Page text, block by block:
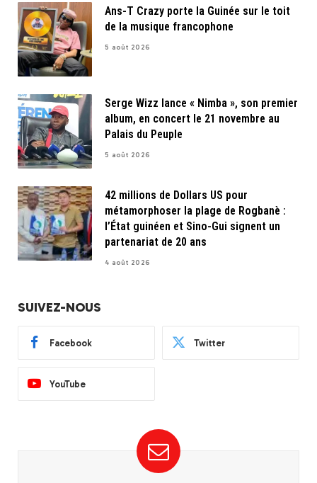
Ans-T Crazy porte la Guinée sur le toit
de la musique francophone
5 août 2026
Serge Wizz lance « Nimba », son premier
album, en concert le 21 novembre au
Palais du Peuple
5 août 2026
42 millions de Dollars US pour
métamorphoser la plage de Rogbanè :
l’État guinéen et Sino-Gui signent un
partenariat de 20 ans
4 août 2026
SUIVEZ-NOUS
Facebook Twitter
YouTube